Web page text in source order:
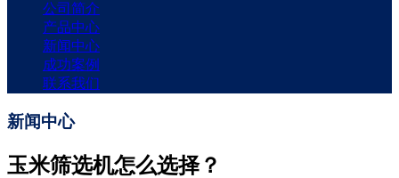
公司简介
产品中心
新闻中心
成功案例
联系我们
新闻中心
玉米筛选机怎么选择？